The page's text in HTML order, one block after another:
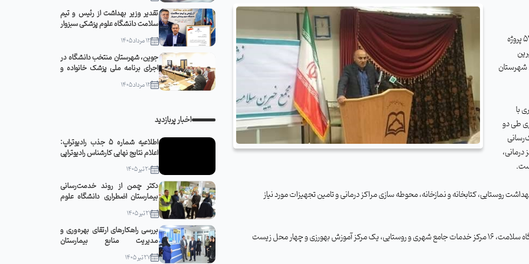
رئیس هیات مدیره مجمع خیریت سلامت سبزوار با بیان اینکه احداث 52 پروژه
این شهرستان
با
طی دو
.
کمکها در قالب نقدی و غیرنقدی صرف ساخت 38 خانه بهداشت روستایی، کتابخانه و نمازخانه، محوطه سازی مراکز درمانی و تامین تجهیزات مورد نیاز
دکتر مهران پور ادامه داد: برای ساخت 25 خانه بهداشت روستایی، 10 پایگاه سلامت، 16 مرکز خدمات جامع شهری و روستایی، یک مرکز آموزش بهورزی و چهار محل زیست
تقدیر وزیر بهداشت از رئیس و تیم
سلامت دانشگاه علوم پزشکی سبزوار
12 مرداد 1405
جوین، شهرستان منتخب دانشگاه در
اجرای برنامه ملی پزشک خانواده و
نظام ارجاع
12 مرداد 1405
اخبار پربازدید
اطلاعیه شماره 5 جذب رادیوتراپ:
اعلام نتایج نهایی کارشناس رادیوتراپی
20 تیر 1405
دکتر چمن از روند خدمت‌رسانی
بیمارستان اضطراری دانشگاه علوم
پزشکی سبزوار در مشهد مقدس
بازدید کرد
21 تیر 1405
بررسی راهکارهای ارتقای بهره‌وری و
مدیریت منابع بیمارستان
قمربنی‌هاشم(ع) جوین با حضور
27 تیر 1405